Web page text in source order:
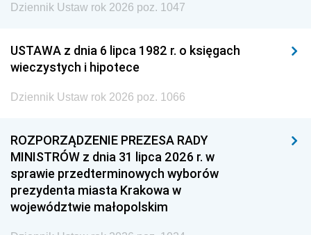
Dziennik Ustaw rok 2026 poz. 1047
USTAWA z dnia 6 lipca 1982 r. o księgach
wieczystych i hipotece
Dziennik Ustaw rok 2026 poz. 1066
ROZPORZĄDZENIE PREZESA RADY
MINISTRÓW z dnia 31 lipca 2026 r. w
sprawie przedterminowych wyborów
prezydenta miasta Krakowa w
województwie małopolskim